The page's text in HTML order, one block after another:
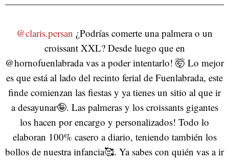
@claris.persan ¿Podrías comerte una palmera o un
croissant XXL? Desde luego que en
@hornofuenlabrada vas a poder intentarlo! 🤯 Lo mejor
es que está al lado del recinto ferial de Fuenlabrada, este
finde comienzan las fiestas y ya tienes un sitio al que ir
a desayunar🤪. Las palmeras y los croissants gigantes
los hacen por encargo y personalizados! Todo lo
elaboran 100% casero a diario, teniendo también los
bollos de nuestra infancia🥰. Ya sabes con quién vas a ir